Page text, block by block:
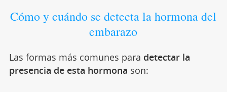
Cómo y cuándo se detecta la hormona del
embarazo
Las formas más comunes para detectar la
presencia de esta hormona son: